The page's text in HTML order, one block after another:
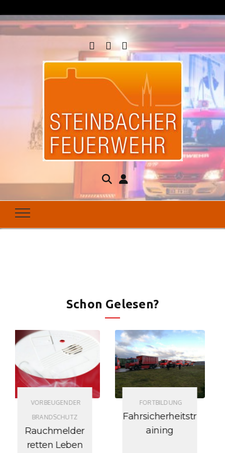
Steinbacher
Feuerwehr
Seit 1877 für Ihren Brandschutz da
Schon Gelesen?
FORTBILDUNG
Fahrsicherheitstr
aining
BRANDSCHUTZ
Lagerung von